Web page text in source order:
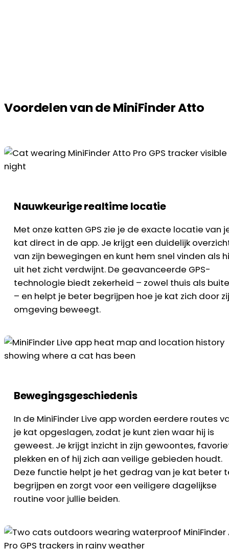
Voordelen van de MiniFinder Atto
Nauwkeurige realtime locatie
Met onze katten GPS zie je de exacte locatie van
kat direct in de app. Je krijgt een duidelijk
van zijn bewegingen en kunt hem snel vinden als
uit het zicht verdwijnt. De geavanceerde GPS-
technologie biedt zekerheid – zowel thuis als
– en helpt je beter begrijpen hoe je kat zich door
omgeving beweegt.
Bewegingsgeschiedenis
In de MiniFinder Live app worden eerdere routes
je kat opgeslagen, zodat je kunt zien waar hij is
geweest. Je krijgt inzicht in zijn gewoontes,
plekken en of hij zich aan veilige gebieden houdt.
Deze functie helpt je het gedrag van je kat beter
begrijpen en zorgt voor een veiligere dagelijkse
routine voor jullie beiden.